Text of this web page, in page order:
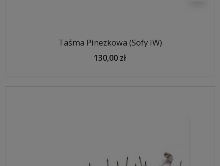
Taśma Pinezkowa (Sofy IW)
130,00 zł